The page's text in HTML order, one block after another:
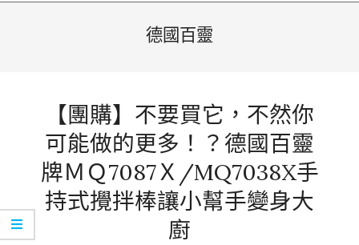
德國百靈
【團購】不要買它，不然你
可能做的更多！？德國百靈
牌ＭＱ7087Ｘ/MQ7038X手
持式攪拌棒讓小幫手變身大
廚